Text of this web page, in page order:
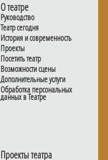
О театре
Руководство
Театр сегодня
История и современность
Проекты
Посетить театр
Возможности сцены
Дополнительные услуги
Обработка персональных
данных в Театре
Проекты театра